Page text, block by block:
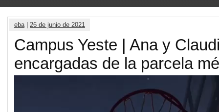
eba| 26 de junio de 2021
Campus Yeste | Ana y
encargadas de la parcela